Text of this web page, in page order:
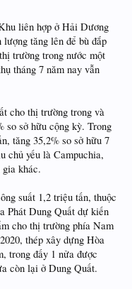
liên hợp ở Hải Dương
lượng tăng lên để bù đắp
trường trong nước một
tháng 7 năm nay vẫn
cho thị trường trong và
so sở hữu cộng kỳ. Trong
tăng 35,2% so sở hữu 7
chủ yếu là Campuchia,
khác.
suất 1,2 triệu tấn, thuộc
Phát Dung Quất dự kiến
cho thị trường phía Nam
thép xây dựng Hòa
trong đấy 1 nửa được
còn lại ở Dung Quất.